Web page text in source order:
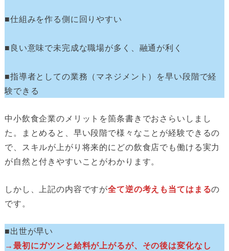
■仕組みを作る側に回りやすい
■良い意味で未完成な職場が多く、融通が利く
■指導者としての業務（マネジメント）を早い段階で経
験できる
中小飲食企業のメリットを箇条書きでおさらいしまし
た。まとめると、早い段階で様々なことが経験できるの
で、スキルが上がり将来的にどの飲食店でも働ける実力
が自然と付きやすいことがわかります。
しかし、上記の内容ですが全て逆の考えも当てはまるの
です。
■出世が早い
→最初にガツンと給料が上がるが、その後は変化なし